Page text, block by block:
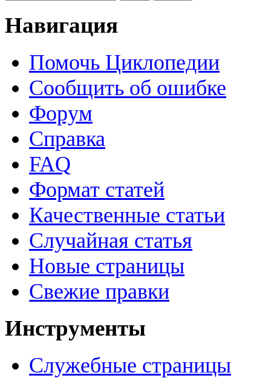
Навигация
Помочь Циклопедии
Сообщить об ошибке
Форум
Справка
FAQ
Формат статей
Качественные статьи
Случайная статья
Новые страницы
Свежие правки
Инструменты
Служебные страницы